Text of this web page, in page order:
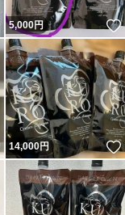
いいね！
5,000円
いいね！
14,000円